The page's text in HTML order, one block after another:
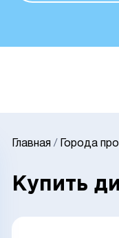
Главная / Города
Купить